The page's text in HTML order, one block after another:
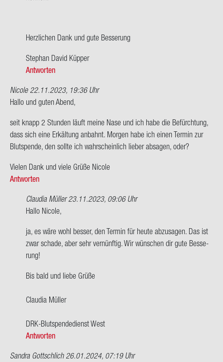
Herz­li­chen Dank und gute Bes­se­rung
Ste­phan David Küp­per
Antworten
Nicole22.11.2023, 19:36 Uhr
Hallo und guten Abend,
seit knapp 2 Stun­den läuft meine Nase und ich habe die Be­fürch­tung,
dass sich eine Er­käl­tung an­bahnt. Mor­gen habe ich einen Ter­min zur
Blut­spen­de, den soll­te ich wahr­schein­lich lie­ber ab­sa­gen, oder?
Vie­len Dank und viele Grüße Ni­co­le
Antworten
Claudia Müller23.11.2023, 09:06 Uhr
Ant­
auf
Hallo
und
guten
seit…
Ni­
co­
Hallo Ni­co­le,
ja, es wäre wohl bes­ser, den Ter­min für heute ab­zu­sa­gen. Das ist
zwar scha­de, aber sehr ver­nünf­tig. Wir wün­schen dir gute Bes­se­
rung!
Bis bald und liebe Grüße
Clau­dia Mül­ler
DRK-​Blutspendedienst West
Antworten
Sandra Gottschlich26.01.2024, 07:19 Uhr